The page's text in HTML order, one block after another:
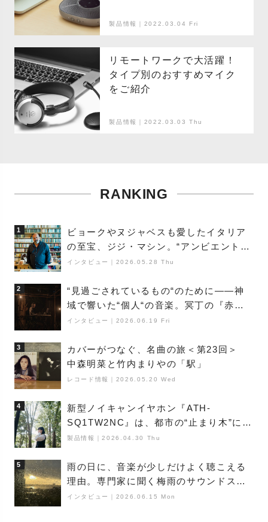
製品情報｜2022.03.04 Fri
リモートワークで大活躍！
タイプ別のおすすめマイク
をご紹介
製品情報｜2022.03.03 Thu
RANKING
1
ビョークやヌジャベスも愛したイタリア
の至宝、ジジ・マシン。“アンビエントの
巨匠”が明かす創作の原点と、「動き」に
インタビュー 2026.05.28 Thu
2
“見過ごされているもの“のために――神
域で響いた“個人“の音楽。冥丁の『赤城
夜神楽』をレポート
インタビュー 2026.06.19 Fri
3
カバーがつなぐ、名曲の旅＜第23回＞
中森明菜と竹内まりやの「駅」
レコード情報 2026.05.20 Wed
4
新型ノイキャンイヤホン『ATH-
SQ1TW2NC』は、都市の“止まり木”にな
り得るーシンガーソングライター浮
製品情報 ｜2026.04.30 Thu
5
雨の日に、音楽が少しだけよく聴こえる
理由。専門家に聞く梅雨のサウンドス
ケープ
インタビュー 2026.06.15 Mon